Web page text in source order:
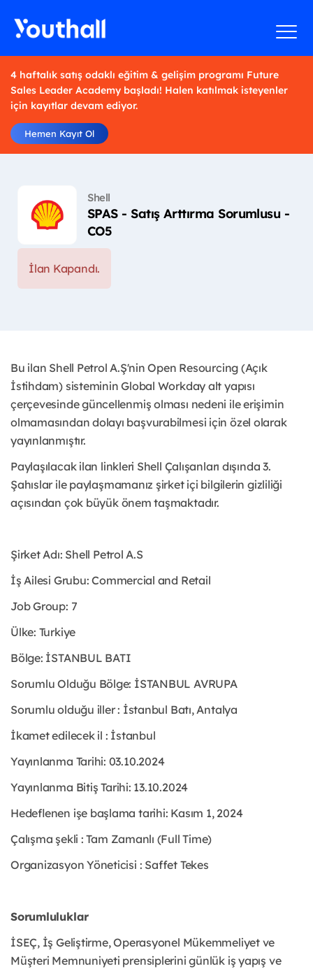
4 haftalık satış odaklı eğitim & gelişim programı Future
Sales Leader Academy başladı! Halen katılmak isteyenler
için kayıtlar devam ediyor.
Hemen Kayıt Ol
Shell
SPAS - Satış Arttırma Sorumlusu -
CO5
İlan Kapandı.
Bu ilan Shell Petrol A.Ş'nin Open Resourcing (Açık
İstihdam) sisteminin Global Workday alt yapısı
çerçevesinde güncellenmiş olması nedeni ile erişimin
olmamasından dolayı başvurabilmesi için özel olarak
yayınlanmıştır.
Paylaşılacak ilan linkleri Shell Çalışanları dışında 3.
Şahıslar ile paylaşmamanız şirket içi bilgilerin gizliliği
açısından çok büyük önem taşmaktadır.
Şirket Adı: Shell Petrol A.S
İş Ailesi Grubu: Commercial and Retail
Job Group: 7
Ülke: Turkiye
Bölge: İSTANBUL BATI
Sorumlu Olduğu Bölge: İSTANBUL AVRUPA
Sorumlu olduğu iller : İstanbul Batı, Antalya
İkamet edilecek il : İstanbul
Yayınlanma Tarihi: 03.10.2024
Yayınlanma Bitiş Tarihi: 13.10.2024
Hedeflenen işe başlama tarihi: Kasım 1, 2024
Çalışma şekli : Tam Zamanlı (Full Time)
Organizasyon Yöneticisi : Saffet Tekes
Sorumluluklar
İSEÇ, İş Geliştirme, Operasyonel Mükemmeliyet ve
Müşteri Memnuniyeti prensiplerini günlük iş yapış ve